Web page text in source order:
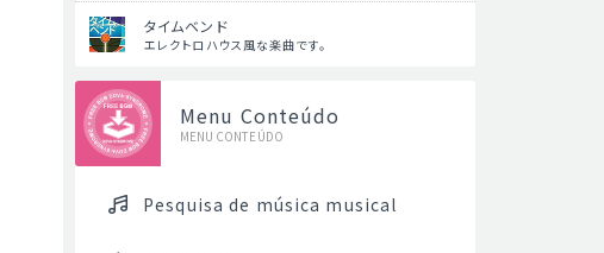
タイムベンド
エレクトロハウス風な楽曲です。
Menu Conteúdo
MENU CONTEÚDO
Pesquisa de música musical